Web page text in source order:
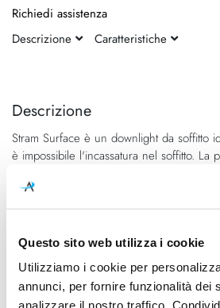
Questo sito web utilizza i cookie
Utilizziamo i cookie per
annunci, per fornire funzionalità dei
analizzare il nostro traffico.
fine
galleria
di
della
di
immagini
Descrizione
Stram Surface è un downlight da soffitto
è impossibile l'incassatura nel soffitto. La
design essenziale rendono Stram
di offrire alte prestazioni e
è disponibile in diversi colori e potenze,
sistema di dimmerazione (DALI push, 1-
l'intensità luminosa.
Richiedi assistenza
Descrizione
Caratteristiche